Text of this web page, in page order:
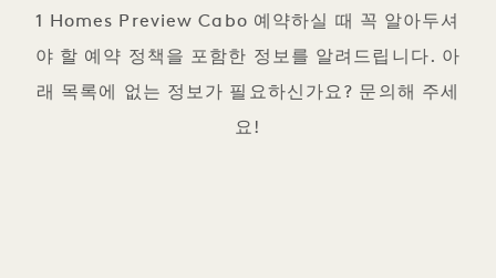
1 Homes Preview Cabo 예약하실 때 꼭 알아두셔
야 할 예약 정책을 포함한 정보를 알려드립니다. 아
래 목록에 없는 정보가 필요하신가요? 문의해 주세
요!